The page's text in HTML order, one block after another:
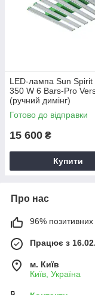
LED-лампа Sun Spirit
350 W 6 Bars-Pro
(ручний димінг)
Готово до відправки
15 600 ₴
Купити
Про нас
96% позитивних
Працює з
м. Київ
Київ, Україна